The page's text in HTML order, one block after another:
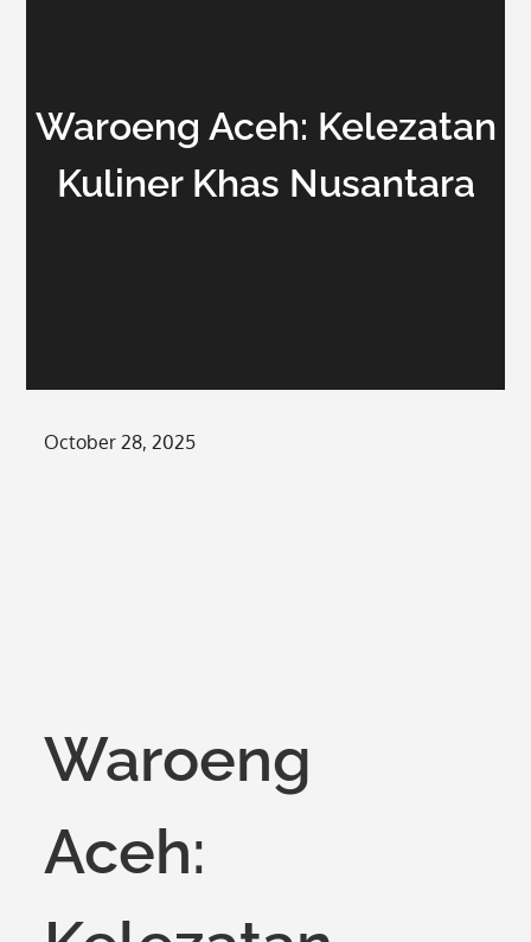
Waroeng Aceh: Kelezatan
Kuliner Khas Nusantara
Posted
October 28, 2025
Waroeng
Aceh: